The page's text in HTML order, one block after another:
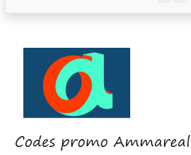
Codes promo Ammareal